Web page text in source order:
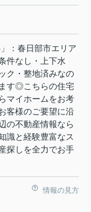
：春日部市エリア
件なし・上下水
ク・整地済みなの
す◎こちらの住宅
マイホームをお考
客様のご要望に沿
の不動産情報なら
識と経験豊富なス
探しを全力でお手
情報の見方